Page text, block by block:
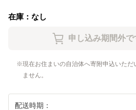
在庫：なし
現在お住まいの自治体へ寄附申込いた
ません。
配送時期：